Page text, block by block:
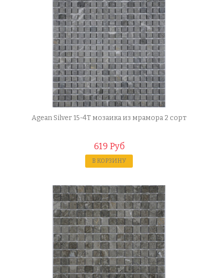
Agean Silver 15-4T мозаика из мрамора 2 сорт
619 Руб
В КОРЗИНУ